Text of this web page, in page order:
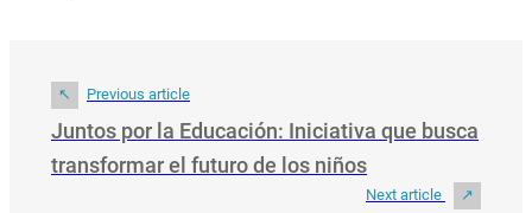
Previous article
Juntos por la Educación: Iniciativa que busca
transformar el futuro de los niños
Next article